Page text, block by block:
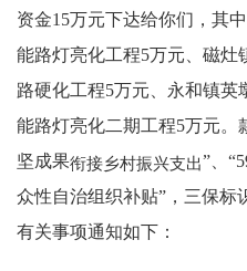
资金15万元下达给你们，其
能路灯亮化工程5万元、磁灶
路硬化工程5万元、永和镇英
能路灯亮化二期工程5万元。
坚成果衔接乡村振兴支出” 、“
众性自治组织补贴” ，三保标
有关事项通知如下：